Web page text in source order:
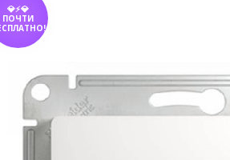
💎⚡💎
ПОЧТИ